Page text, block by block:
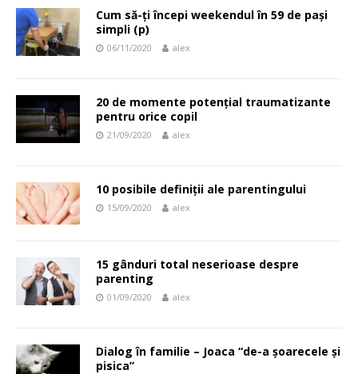
Cum să-ți începi weekendul în 59 de pași
simpli (p)
06/11/2020 alex
20 de momente potențial traumatizante
pentru orice copil
21/09/2020 alex
10 posibile definiții ale parentingului
15/09/2020 alex
15 gânduri total neserioase despre
parenting
01/09/2020 alex
Dialog în familie – Joaca “de-a șoarecele și
pisica”